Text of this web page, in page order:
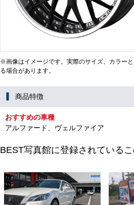
※画像はイメージです。実際のサイズ、カラー
る場合があります。
商品特徴
おすすめの車種
アルファード、ヴェルファイア
BEST写真館に登録されている